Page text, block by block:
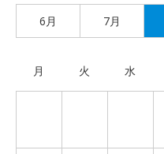
6月 7月
月 火 水